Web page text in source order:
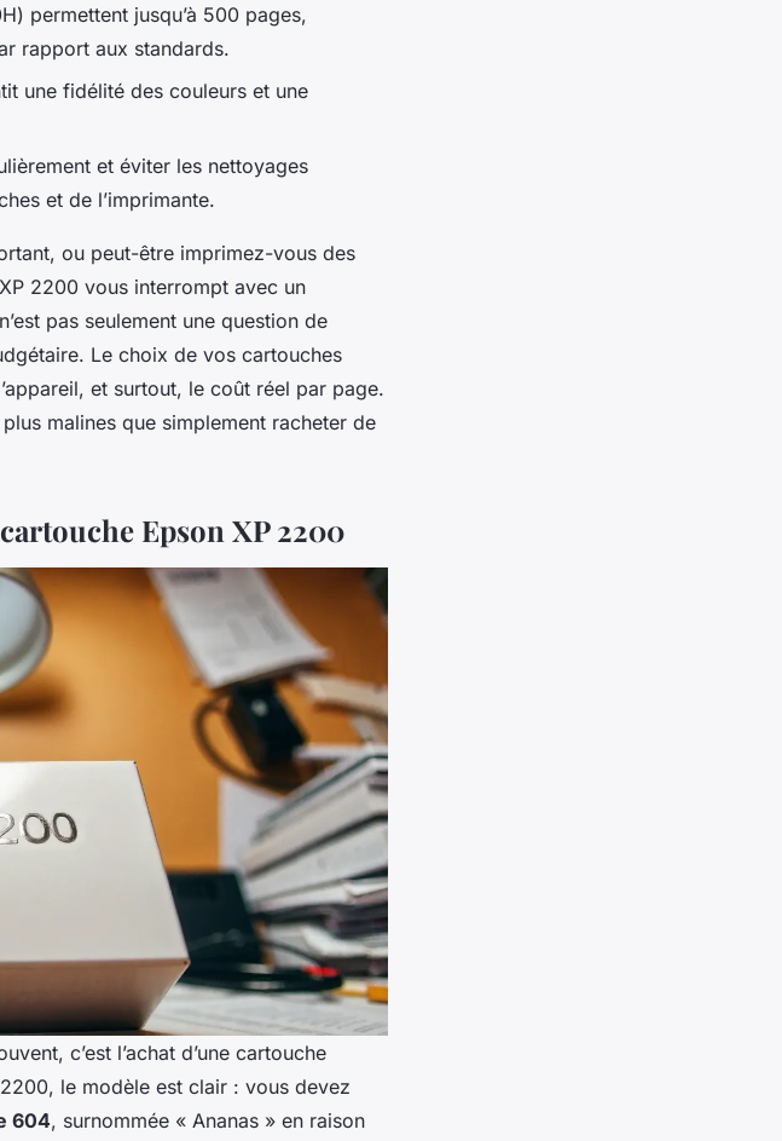
permettent jusqu’à 500 pages,
rapport aux standards.
une fidélité des couleurs et une
et éviter les nettoyages
et de l’imprimante.
ou peut-être imprimez-vous des
2200 vous interrompt avec un
pas seulement une question de
Le choix de vos cartouches
et surtout, le coût réel par page.
malines que simplement racheter de
Epson XP 2200
c’est l’achat d’une cartouche
le modèle est clair : vous devez
604, surnommée « Ananas » en raison